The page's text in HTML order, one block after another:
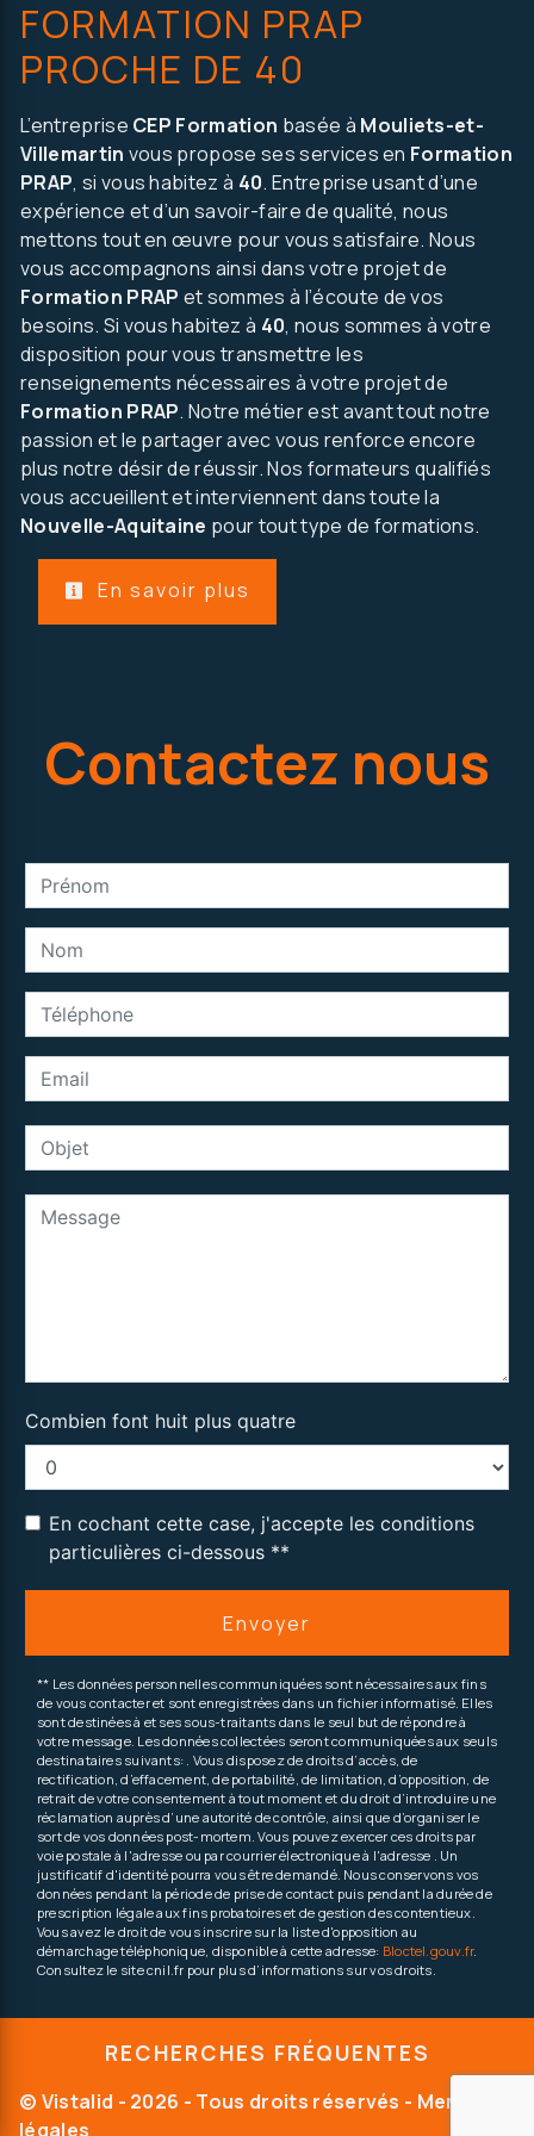
autre..
FORMATION PRAP
PROCHE DE 40
L’entreprise CEP Formation basée à Mouliets-et-
Villemartin vous propose ses services en Formation
PRAP, si vous habitez à 40. Entreprise usant d’une
expérience et d’un savoir-faire de qualité, nous
mettons tout en œuvre pour vous satisfaire. Nous
vous accompagnons ainsi dans votre projet de
Formation PRAP et sommes à l’écoute de vos
besoins. Si vous habitez à 40, nous sommes à votre
disposition pour vous transmettre les
renseignements nécessaires à votre projet de
Formation PRAP. Notre métier est avant tout notre
passion et le partager avec vous renforce encore
plus notre désir de réussir. Nos formateurs qualifiés
vous accueillent et interviennent dans toute la
Nouvelle-Aquitaine pour tout type de formations.
En savoir plus
Contactez nous
Combien font huit plus quatre
En cochant cette case, j'accepte les conditions
particulières ci-dessous **
Envoyer
** Les données personnelles communiquées sont nécessaires aux fins
de vous contacter et sont enregistrées dans un fichier informatisé. Elles
sont destinées à et ses sous-traitants dans le seul but de répondre à
votre message. Les données collectées seront communiquées aux seuls
destinataires suivants: . Vous disposez de droits d’accès, de
rectification, d’effacement, de portabilité, de limitation, d’opposition, de
retrait de votre consentement à tout moment et du droit d’introduire une
réclamation auprès d’une autorité de contrôle, ainsi que d’organiser le
sort de vos données post-mortem. Vous pouvez exercer ces droits par
voie postale à l'adresse ou par courrier électronique à l'adresse . Un
justificatif d'identité pourra vous être demandé. Nous conservons vos
données pendant la période de prise de contact puis pendant la durée de
prescription légale aux fins probatoires et de gestion des contentieux.
Vous avez le droit de vous inscrire sur la liste d'opposition au
démarchage téléphonique, disponible à cette adresse: Bloctel.gouv.fr.
Consultez le site cnil.fr pour plus d’informations sur vos droits.
RECHERCHES FRÉQUENTES
© Vistalid - 2026 - Tous droits réservés - Mentions
légales